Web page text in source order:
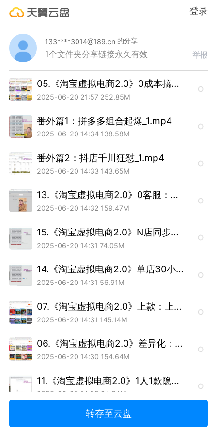
登录
133****3014@189.cn 的分享
1个文件夹分享链接永久有效 举报
05.《淘宝虚拟电商2.0》0成本搞上家货源的3种套路_1.mp4
2025-06-20 21:57 252.85M
番外篇1：拼多多组合起爆_1.mp4
2025-06-20 14:34 138.58M
番外篇2：抖店千川狂怼_1.mp4
2025-06-20 14:33 143.65M
13.《淘宝虚拟电商2.0》0客服：自动回复 自动发货_1.mp4
2025-06-20 14:32 159.47M
15.《淘宝虚拟电商2.0》N店同步：3-5个店打包操作_1.mp4
2025-06-20 14:31 74.05M
14.《淘宝虚拟电商2.0》单店30小爆款：不做单爆款_1.mp4
2025-06-20 14:31 56.91M
07.《淘宝虚拟电商2.0》上款：上可付费推类 快速上_1.mp4
2025-06-20 14:31 145.14M
06.《淘宝虚拟电商2.0》差异化：制作专属图模版套用_1.mp4
2025-06-20 14:30 154.64M
11.《淘宝虚拟电商2.0》1人1款隐蔽评20(买家看不出）_1.mp4
2025-06-20 14:29 84.34M
转存至云盘